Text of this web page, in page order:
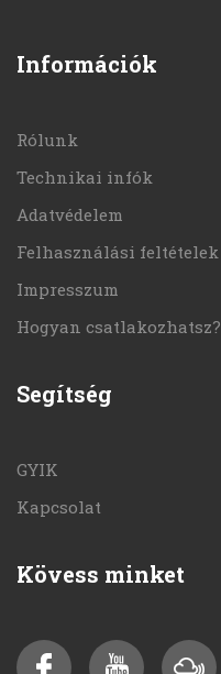
Információk
Rólunk
Technikai infók
Adatvédelem
Felhasználási feltételek
Impresszum
Hogyan csatlakozhatsz?
Segítség
GYIK
Kapcsolat
Kövess minket